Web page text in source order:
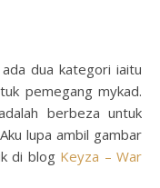
dua kategori iaitu
pemegang mykad.
berbeza untuk
lupa ambil gambar
di blog Keyza – War